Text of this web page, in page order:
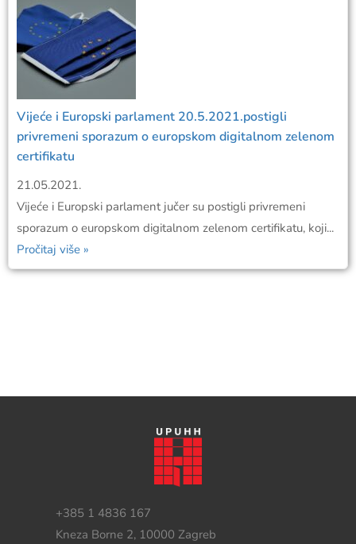
Vijeće i Europski parlament 20.5.2021.postigli
privremeni sporazum o europskom digitalnom zelenom
certifikatu
21.05.2021.
Vijeće i Europski parlament jučer su postigli privremeni
sporazum o europskom digitalnom zelenom certifikatu, koji...
Pročitaj više »
+385 1 4836 167
Kneza Borne 2, 10000 Zagreb